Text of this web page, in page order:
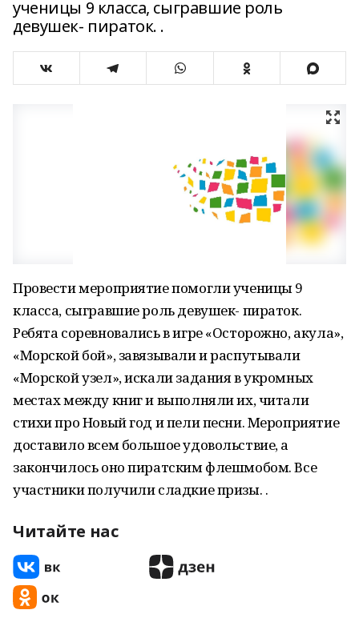
ученицы 9 класса, сыгравшие роль
девушек- пираток. .
Провести мероприятие помогли ученицы 9
класса, сыгравшие роль девушек- пираток.
Ребята соревновались в игре «Осторожно, акула»,
«Морской бой», завязывали и распутывали
«Морской узел», искали задания в укромных
местах между книг и выполняли их, читали
стихи про Новый год и пели песни. Мероприятие
доставило всем большое удовольствие, а
закончилось оно пиратским флешмобом. Все
участники получили сладкие призы. .
Читайте нас